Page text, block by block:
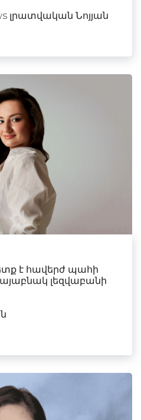
լրատվական Նոյյան
է հավերժ պահի
լեզվաբանի